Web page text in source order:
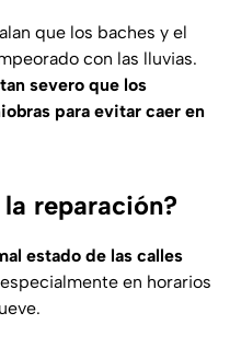
que los baches y el
con las lluvias.
severo que los
para evitar caer en
reparación?
estado de las calles
en horarios